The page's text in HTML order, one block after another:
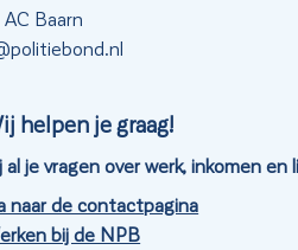
Baarn
helpen je graag!
al je vragen over werk, inkomen en
naar de contactpagina
bij de NPB